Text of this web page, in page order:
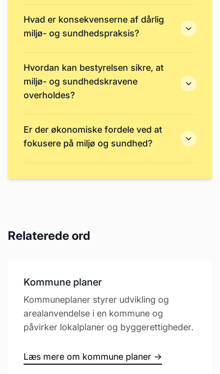
Hvad er konsekvenserne af dårlig
miljø- og sundhedspraksis?
Hvordan kan bestyrelsen sikre, at
miljø- og sundhedskravene
overholdes?
Er der økonomiske fordele ved at
fokusere på miljø og sundhed?
Relaterede ord
Kommune planer
Kommuneplaner styrer udvikling og
arealanvendelse i en kommune og
påvirker lokalplaner og byggerettigheder.
Læs mere om kommune planer →